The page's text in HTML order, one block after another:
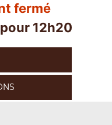
fermé
12h20